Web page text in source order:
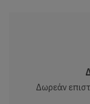
Δωρεάν